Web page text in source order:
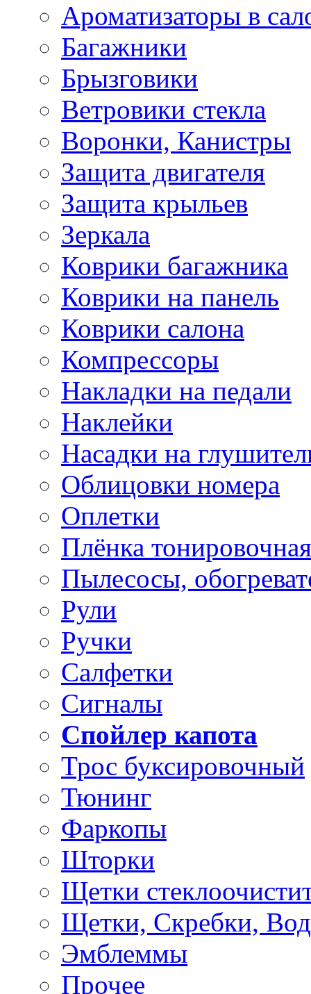
Ароматизаторы в
Багажники
Брызговики
Ветровики стекла
Воронки, Канистры
Защита двигателя
Защита крыльев
Зеркала
Коврики багажника
Коврики на панель
Коврики салона
Компрессоры
Накладки на педали
Наклейки
Насадки на
Облицовки номера
Оплетки
Плёнка тонировочная
Пылесосы,
Рули
Ручки
Салфетки
Сигналы
Спойлер капота
Трос буксировочный
Тюнинг
Фаркопы
Шторки
Щетки
Щетки, Скребки,
Эмблеммы
Прочее